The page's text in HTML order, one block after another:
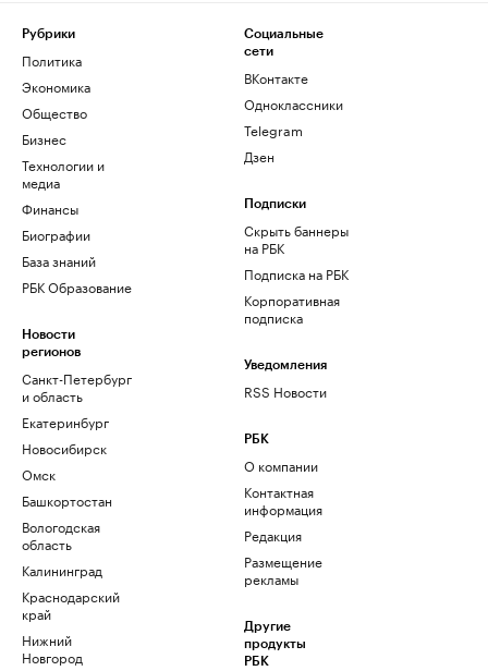
Рубрики
Политика
Экономика
Общество
Бизнес
Технологии и
медиа
Финансы
Биографии
База знаний
РБК Образование
Новости
регионов
Санкт-Петербург
и область
Екатеринбург
Новосибирск
Омск
Башкортостан
Вологодская
область
Калининград
Краснодарский
край
Нижний
Новгород
Социальные
сети
ВКонтакте
Одноклассники
Telegram
Дзен
Подписки
Скрыть баннеры
на РБК
Подписка на РБК
Корпоративная
подписка
Уведомления
RSS Новости
РБК
О компании
Контактная
информация
Редакция
Размещение
рекламы
Другие
продукты
РБК